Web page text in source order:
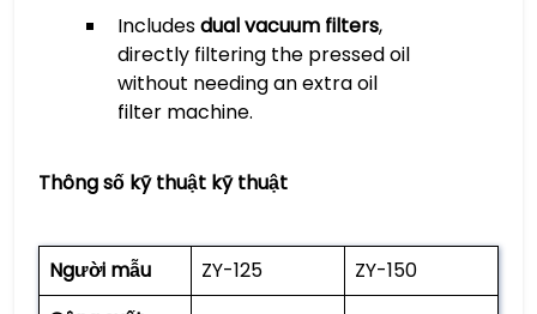
Includes ​​dual vacuum filters​​,
directly filtering the pressed oil
without needing an extra oil
filter machine.
Thông số kỹ thuật kỹ thuật
Người mẫu ZY-125
ZY-150